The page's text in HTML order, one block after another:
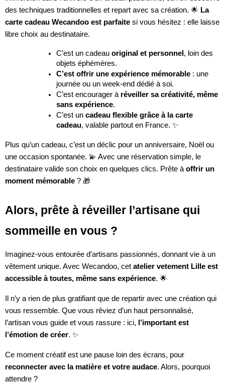
des techniques traditionnelles et repart avec sa création. 🌟 La
carte cadeau Wecandoo est parfaite si vous hésitez : elle laisse
libre choix au destinataire.
C’est un cadeau original et personnel , loin des
objets éphémères.
C’est offrir une expérience mémorable : une
journée ou un week-end dédié à soi.
C’est encourager à réveiller sa créativité, même
sans expérience.
C’est un cadeau flexible grâce à la carte
cadeau, valable partout en France. ✨
Plus qu’un cadeau, c’est un déclic pour un anniversaire, Noël ou
une occasion spontanée. 💫 Avec une réservation simple, le
destinataire valide son choix en quelques clics. Prête àoffrir un
moment mémorable ? 🎁
Alors, prête à réveiller l’artisane qui
sommeille en vous ?
Imaginez-vous entourée d’artisans passionnés, donnant vie à un
vêtement unique. Avec Wecandoo, cet atelier vetement Lille est
accessible à toutes, même sans expérience. 🌟
Il n’y a rien de plus gratifiant que de repartir avec une création qui
vous ressemble. Que vous rêviez d’un haut personnalisé,
l’artisan vous guide et vous rassure : ici,
l’important est
l’émotion de créer. ✨
Ce moment créatif est une pause loin des écrans, pour
reconnecter avec la matière et votre audace. Alors, pourquoi
attendre ?